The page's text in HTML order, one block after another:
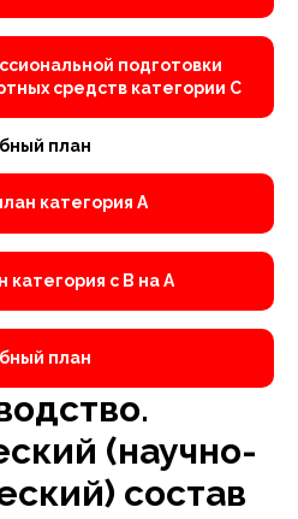
подготовки
средств категории С
план
категория А
категория с В на А
план
(научно-
состав